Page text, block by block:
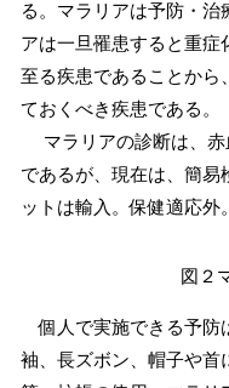
る。マラリアは予防・治
アは一旦罹患すると重症
至る疾患であることから
ておくべき疾患である。
マラリアの診断は、赤
であるが、現在は、簡易
ットは輸入。保健適応外
図２
個人で実施できる予防
袖、長ズボン、帽子や首